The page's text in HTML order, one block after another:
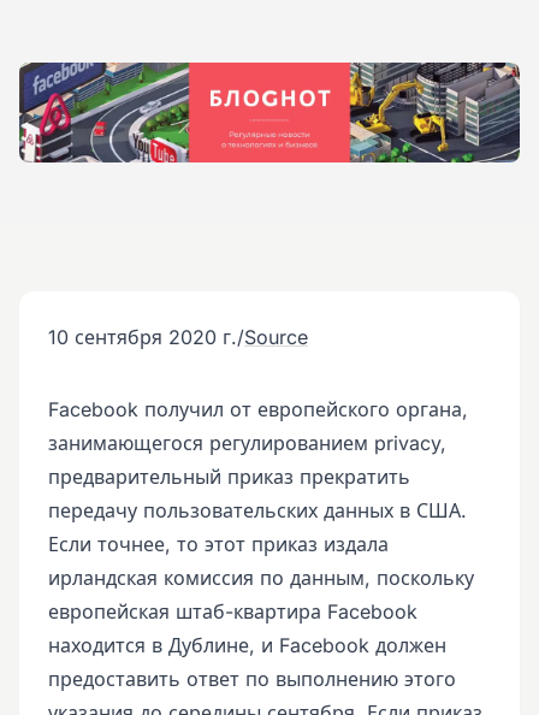
10 сентября 2020 г./Source
Facebook получил от европейского органа,
занимающегося регулированием privacy,
предварительный приказ прекратить
передачу пользовательских данных в США.
Если точнее, то этот приказ издала
ирландская комиссия по данным, поскольку
европейская штаб-квартира Facebook
находится в Дублине, и Facebook должен
предоставить ответ по выполнению этого